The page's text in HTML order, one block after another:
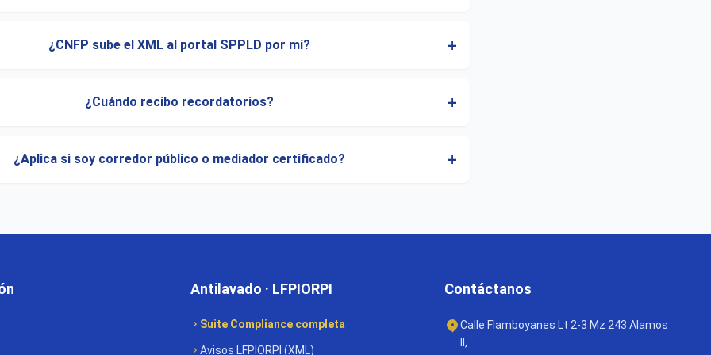
¿CNFP sube el XML al portal SPPLD por mí? +
¿Cuándo recibo recordatorios? +
¿Aplica si soy corredor público o mediador certificado? +
Antilavado · LFPIORPI
Suite Compliance completa
Avisos LFPIORPI (XML)
Contáctanos
Calle Flamboyanes Lt 2-3 Mz 243 Alamos
II,